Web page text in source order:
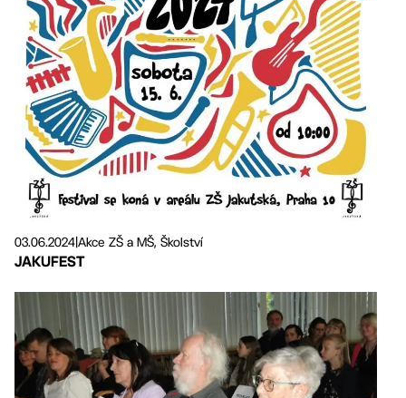
03.06.2024Akce ZŠ a MŠ, Školství
JAKUFEST